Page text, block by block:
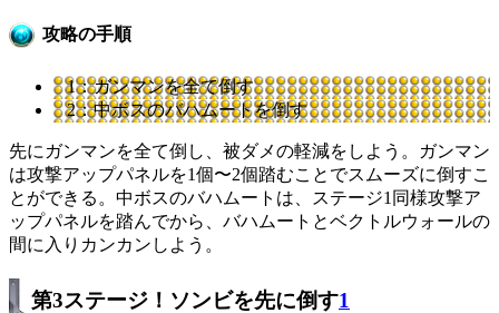
攻略の手順
1：ガンマンを全て倒す
2：中ボスのバハムートを倒す
先にガンマンを全て倒し、被ダメの軽減をしよう。ガンマン
は攻撃アップパネルを1個〜2個踏むことでスムーズに倒すこ
とができる。中ボスのバハムートは、ステージ1同様攻撃ア
ップパネルを踏んでから、バハムートとベクトルウォールの
間に入りカンカンしよう。
第3ステージ！ソンビを先に倒す1